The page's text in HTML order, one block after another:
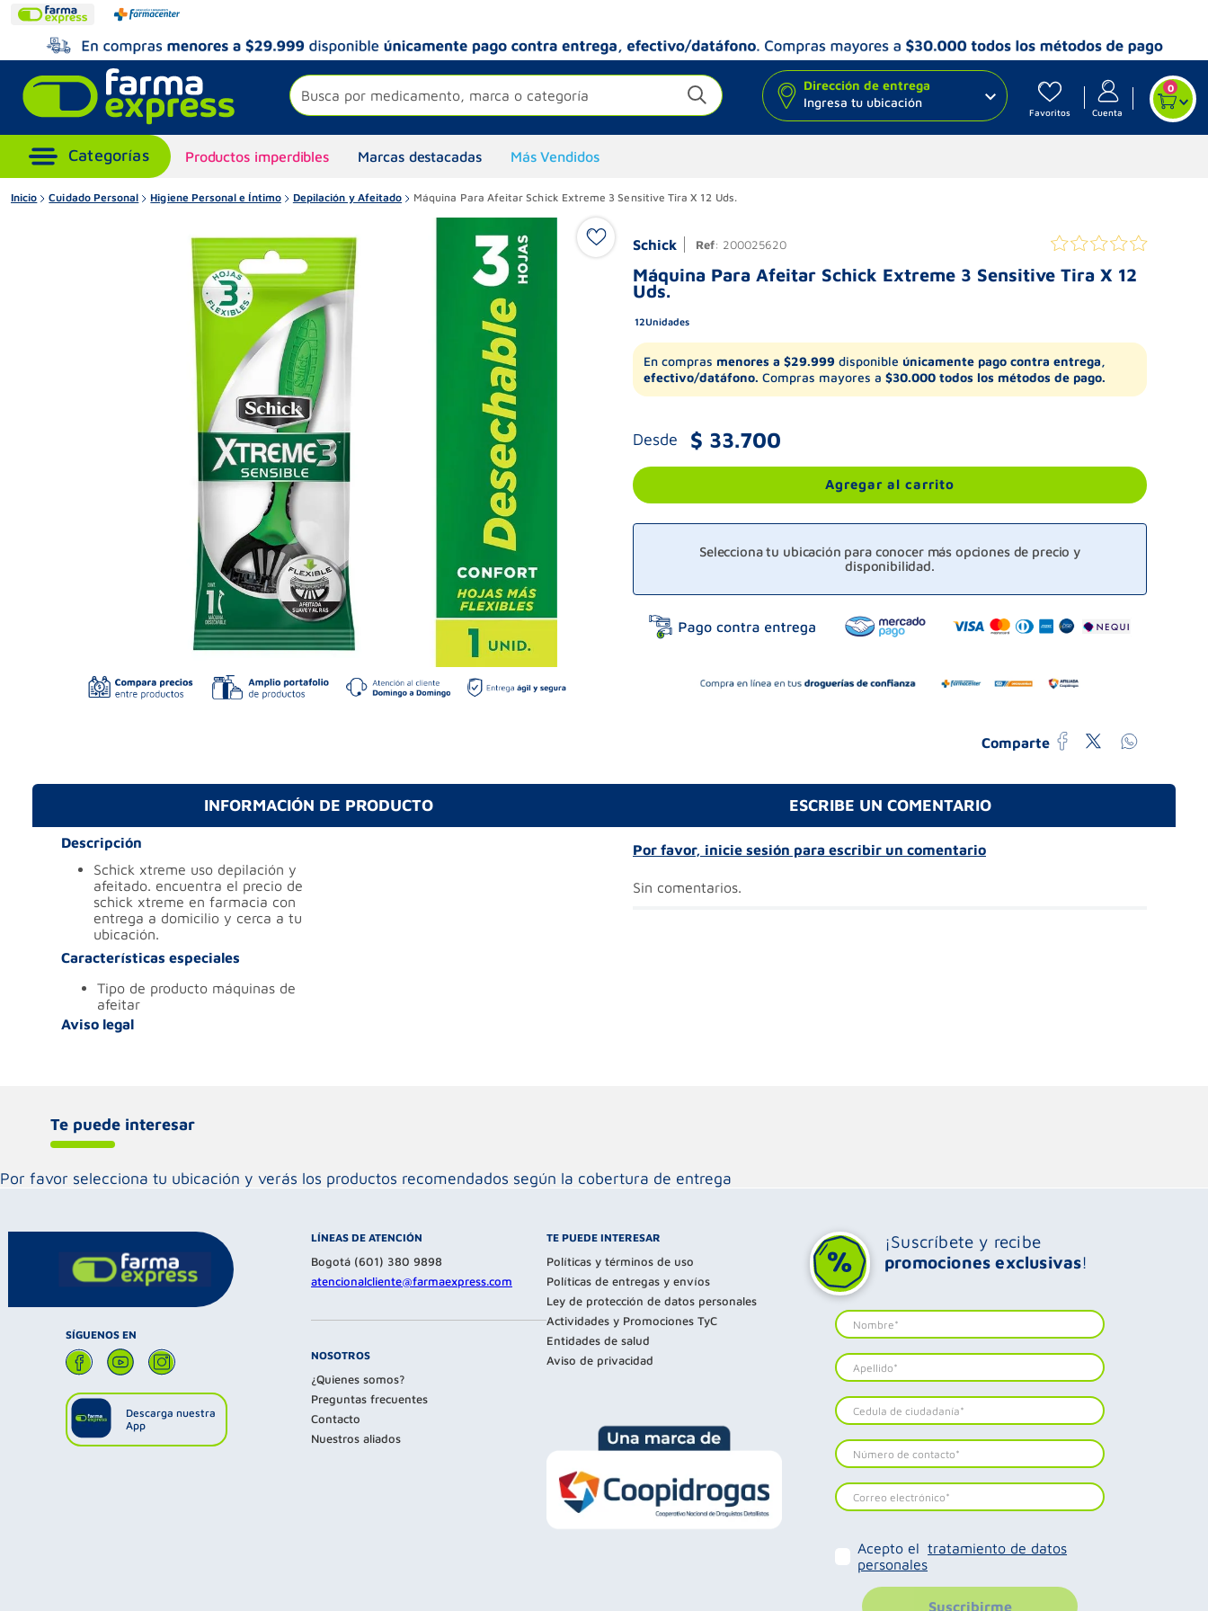
Busca por medicamento, marca o categoría
Dirección de entrega
Ingresa tu ubicación
Favoritos Cuenta
0
Productos imperdibles Marcas destacadas Más Vendidos
Inicio Cuidado Personal Higiene Personal e Íntimo Depilación y Afeitado Máquina Para Afeitar Schick Extreme 3 Sensitive Tira X 12 Uds.
Schick Ref: 200025620
Máquina Para Afeitar Schick Extreme 3 Sensitive Tira X 12
Uds.
12Unidades
En compras menores a $29.999 disponible únicamente pago contra entrega,
efectivo/datáfono. Compras mayores a $30.000 todos los métodos de pago.
Desde $ 33.700
Agregar al carrito
Selecciona tu ubicación para conocer más opciones de precio y
disponibilidad.
Comparte
INFORMACIÓN DE PRODUCTO
Descripción
schick xtreme uso depilación y
afeitado. encuentra el precio de
schick xtreme en farmacia con
entrega a domicilio y cerca a tu
ubicación.
Características especiales
tipo de producto máquinas de
afeitar
Aviso legal
ESCRIBE UN COMENTARIO
Por favor, inicie sesión para escribir un comentario
Sin comentarios.
Te puede interesar
Por favor selecciona tu ubicación y verás los productos recomendados según la cobertura de entrega
SÍGUENOS EN
Descarga nuestra
App
LÍNEAS DE ATENCIÓN
Bogotá (601) 380 9898
atencionalcliente@farmaexpress.com
NOSOTROS
¿Quienes somos?
Preguntas frecuentes
Contacto
Nuestros aliados
TE PUEDE INTERESAR
Políticas y términos de uso
Políticas de entregas y envíos
Ley de protección de datos personales
Actividades y Promociones TyC
Entidades de salud
Aviso de privacidad
¡Suscríbete y recibe
promociones exclusivas!
Acepto el tratamiento de datos
personales
Suscribirme